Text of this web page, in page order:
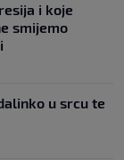
i koje
smijemo
u srcu te